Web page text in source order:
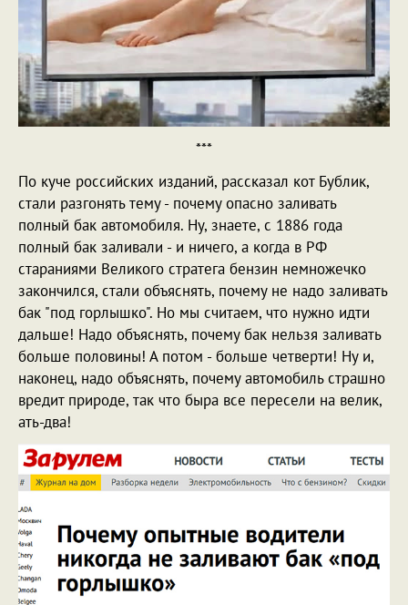
***
По куче российских изданий, рассказал кот Бублик,
стали разгонять тему - почему опасно заливать
полный бак автомобиля. Ну, знаете, с 1886 года
полный бак заливали - и ничего, а когда в РФ
стараниями Великого стратега бензин немножечко
закончился, стали объяснять, почему не надо заливать
бак "под горлышко". Но мы считаем, что нужно идти
дальше! Надо объяснять, почему бак нельзя заливать
больше половины! А потом - больше четверти! Ну и,
наконец, надо объяснять, почему автомобиль страшно
вредит природе, так что быра все пересели на велик,
ать-два!